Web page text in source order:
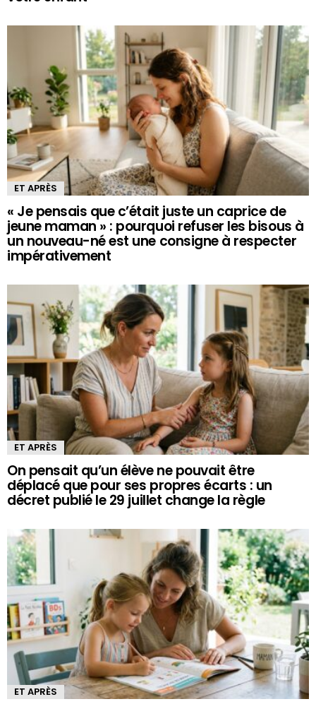
ET APRÈS
« Je pensais que c’était juste un caprice de
jeune maman » : pourquoi refuser les bisous à
un nouveau-né est une consigne à respecter
impérativement
ET APRÈS
On pensait qu’un élève ne pouvait être
déplacé que pour ses propres écarts : un
décret publié le 29 juillet change la règle
ET APRÈS